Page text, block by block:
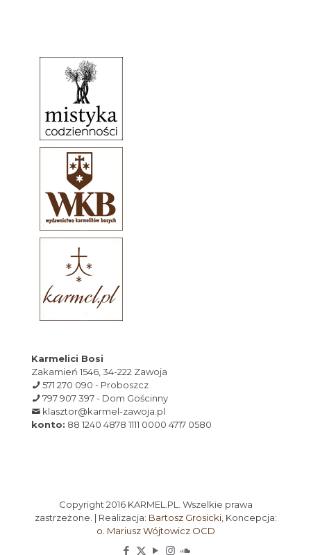
Karmelici Bosi
Zakamień 1546, 34-222 Zawoja
571 270 090 - Proboszcz
797 907 397 - Dom Gościnny
klasztor@karmel-zawoja.pl
konto: 88 1240 4878 1111 0000 4717 0580
Copyright 2016 KARMEL.PL. Wszelkie prawa
zastrzeżone. | Realizacja: Bartosz Grosicki, Koncepcja:
o. Mariusz Wójtowicz OCD